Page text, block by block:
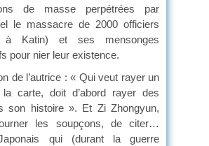
de masse perpétrées par
le massacre de 2000 officiers
à Katin) et ses mensonges
pour nier leur existence.
de l’autrice : « Qui veut rayer un
carte, doit d’abord rayer des
son histoire ». Et Zi Zhongyun,
les soupçons, de citer…
qui (durant la guerre